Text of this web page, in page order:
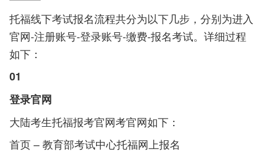
托福线下考试报名流程共分为以下几步，分别为进入
官网-注册账号-登录账号-缴费-报名考试。详细过程
如下：
01
登录官网
大陆考生托福报考官网考官网如下：
首页 – 教育部考试中心托福网上报名